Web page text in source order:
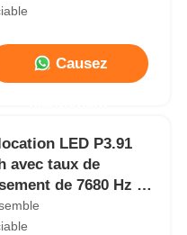
Causez
LED P3.91
avec taux de
de 7680 Hz et
pour affichage
LED extérieur